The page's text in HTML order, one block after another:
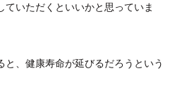
いただくといいかと思っていま
と、健康寿命が延びるだろうという